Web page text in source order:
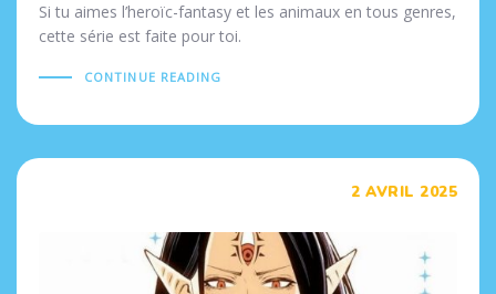
Si tu aimes l’heroïc-fantasy et les animaux en tous genres,
cette série est faite pour toi.
CONTINUE READING
2 AVRIL 2025